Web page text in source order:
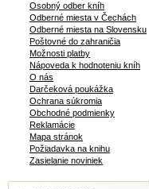
Osobný odber kníh
Odberné miesta v Čechách
Odberné miesta na Slovensku
Poštovné do zahraničia
Možnosti platby
Nápoveda k hodnoteniu kníh
O nás
Darčeková poukážka
Ochrana súkromia
Obchodné podmienky
Reklamácie
Mapa stránok
Požiadavka na knihu
Zasielanie noviniek